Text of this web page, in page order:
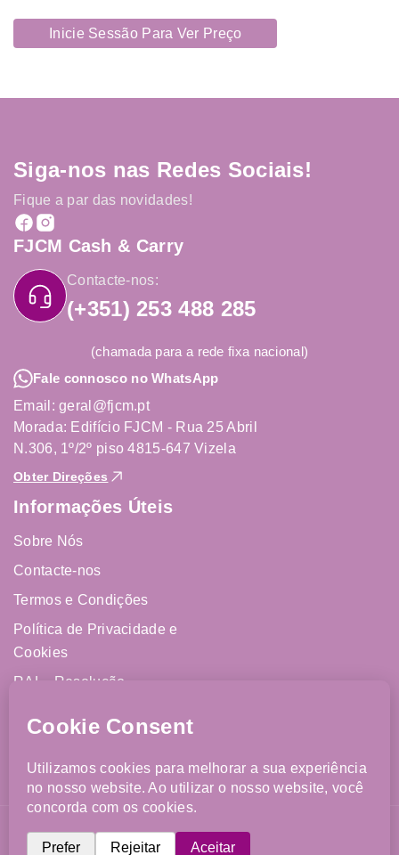
Inicie Sessão Para Ver Preço
Siga-nos nas Redes Sociais!
Fique a par das novidades!
FJCM Cash & Carry
Contacte-nos:
(+351) 253 488 285
(chamada para a rede fixa nacional)
Fale connosco no WhatsApp
Email: geral@fjcm.pt
Morada: Edifício FJCM - Rua 25 Abril
N.306, 1º/2º piso 4815-647 Vizela
Obter Direções
Informações Úteis
Sobre Nós
Contacte-nos
Termos e Condições
Política de Privacidade e
Cookies
RAL - Resolução
Livro de Reclamações
©2026 FJCM. Todos os direitos reservados. Website